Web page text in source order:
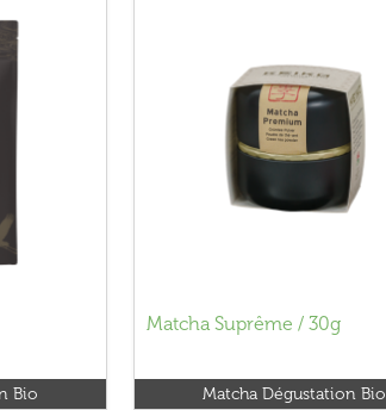
Bio
Matcha Suprême / 30g
Matcha Dégustation Bio